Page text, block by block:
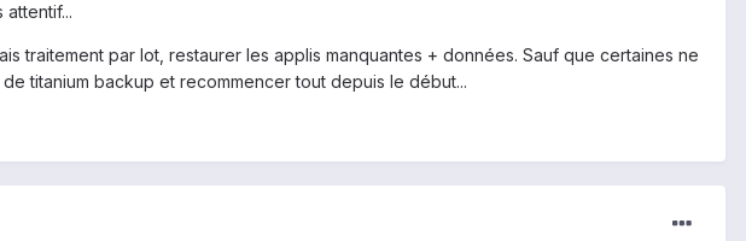
traitement par lot, restaurer les applis manquantes + données. Sauf que certaines ne
titanium backup et recommencer tout depuis le début...